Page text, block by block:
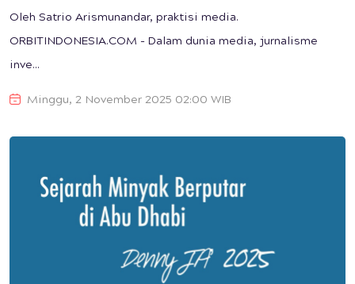
Oleh Satrio Arismunandar, praktisi media.
ORBITINDONESIA.COM - Dalam dunia media, jurnalisme
inve...
Minggu, 2 November 2025 02:00 WIB